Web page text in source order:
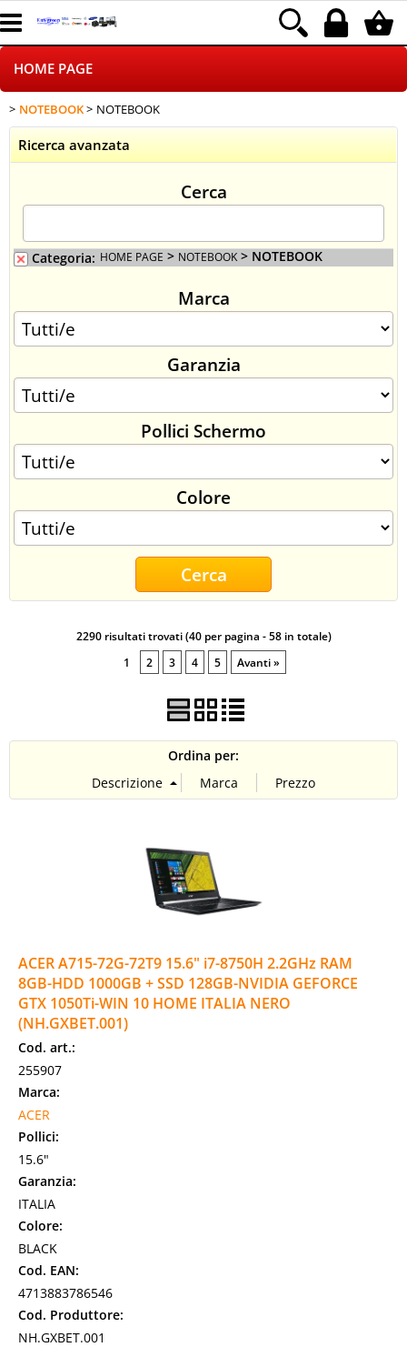
HOME PAGE
CHI SIAMO
LOGISTICA
NEGOZI ON LINE
DROPSHIPPING
SINCRONIZZATI CON NOI
SPEDIZIONI
PAGAMENTI
NOTEBOOK NOTEBOOK
Ricerca avanzata
Cerca
Categoria: HOME PAGE > NOTEBOOK > NOTEBOOK
Marca
Garanzia
Pollici Schermo
Colore
2290 risultati trovati (40 per pagina - 58 in totale)
1
2 3 4 5 Avanti »
Ordina per:
ACER A715-72G-72T9 15.6" i7-8750H 2.2GHz RAM
8GB-HDD 1000GB + SSD 128GB-NVIDIA GEFORCE
GTX 1050Ti-WIN 10 HOME ITALIA NERO
(NH.GXBET.001)
Cod. art.:
255907
Marca:
ACER
Pollici:
15.6"
Garanzia:
ITALIA
Colore:
BLACK
Cod. EAN:
4713883786546
Cod. Produttore:
NH.GXBET.001